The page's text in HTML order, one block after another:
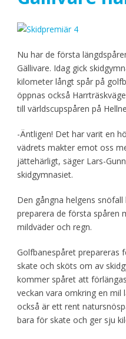
Nu har de första
Gällivare. Idag gick
kilometer långt spår på
öppnas också
till världscupspåren på
-Äntligen! Det har varit en
vädrets makter emot oss
jättehärligt, säger Lars-
skidgymnasiet.
Den gångna helgens
preparera de första spåren
mildväder och regn.
Golfbanespåret prepareras
skate och sköts om av
kommer spåret att
veckan vara omkring en
också är ett rent
bara för skate och ger sju